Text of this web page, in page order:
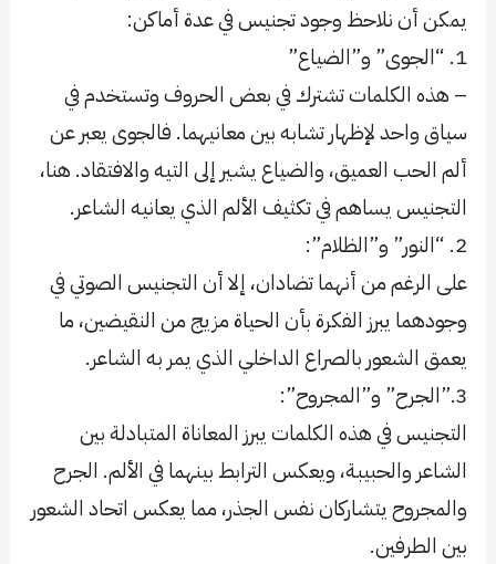
يمكن أن نلاحظ وجود تجنيس في عدة أماكن:
1. “الجوى” و”الضياع”
– هذه الكلمات تشترك في بعض الحروف وتستخدم في
سياق واحد لإظهار تشابه بين معانيهما. فالجوى يعبر عن
ألم الحب العميق، والضياع يشير إلى التيه والافتقاد. هنا،
التجنيس يساهم في تكثيف الألم الذي يعانيه الشاعر.
2. “النور” و”الظلام”:
على الرغم من أنهما تضادان، إلا أن التجنيس الصوتي في
وجودهما يبرز الفكرة بأن الحياة مزيج من النقيضين، ما
يعمق الشعور بالصراع الداخلي الذي يمر به الشاعر.
3.”الجرح” و”المجروح”:
التجنيس في هذه الكلمات يبرز المعاناة المتبادلة بين
الشاعر والحبيبة، ويعكس الترابط بينهما في الألم. الجرح
والمجروح يتشاركان نفس الجذر، مما يعكس اتحاد الشعور
بين الطرفين.